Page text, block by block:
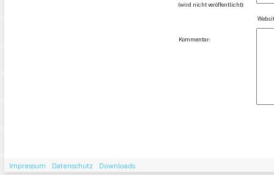
(wird nicht veröffentlicht):
Kommentar:
Impressum Datenschutz Downloads